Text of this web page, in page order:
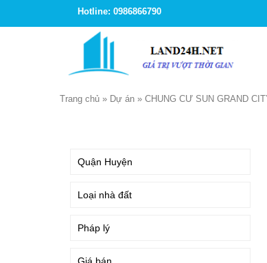
Hotline: 0986866790
Trang chủ » Dự án » CHUNG CƯ SUN GRAND